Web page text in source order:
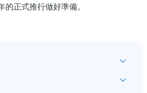
正式推行做好準備。